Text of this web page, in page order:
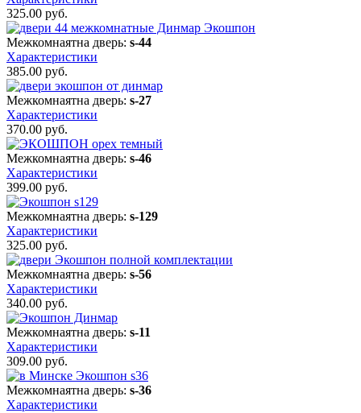
325.00 руб.
Межкомнаятна дверь: s-44
Характеристики
385.00 руб.
Межкомнаятна дверь: s-27
Характеристики
370.00 руб.
Межкомнаятна дверь: s-46
Характеристики
399.00 руб.
Межкомнаятна дверь: s-129
Характеристики
325.00 руб.
Межкомнаятна дверь: s-56
Характеристики
340.00 руб.
Межкомнаятна дверь: s-11
Характеристики
309.00 руб.
Межкомнаятна дверь: s-36
Характеристики